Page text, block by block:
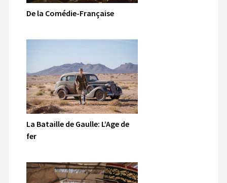
De la Comédie-Française
La Bataille de Gaulle: L’Age de
fer